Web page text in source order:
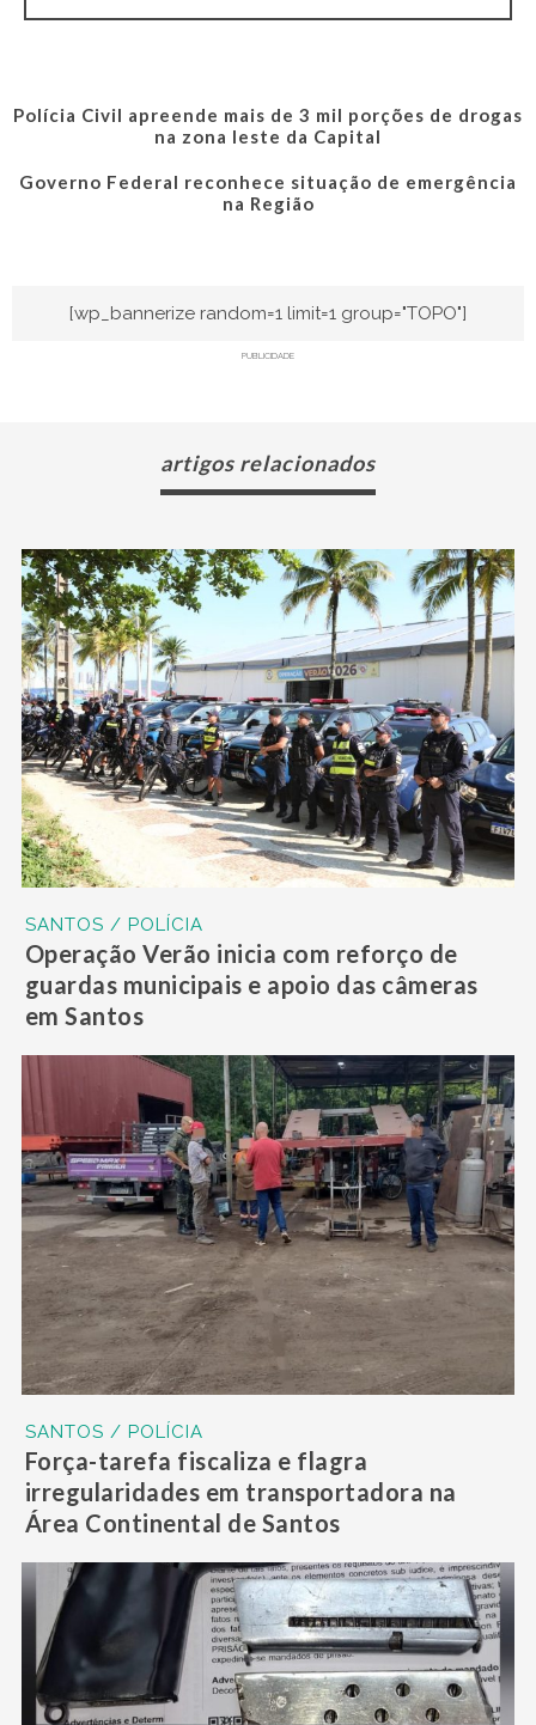
Polícia Civil apreende mais de 3 mil porções de drogas
na zona leste da Capital
Governo Federal reconhece situação de emergência
na Região
[wp_bannerize random=1 limit=1 group="TOPO"]
PUBLICIDADE
artigos relacionados
SANTOS / POLÍCIA
Operação Verão inicia com reforço de
guardas municipais e apoio das câmeras
em Santos
SANTOS / POLÍCIA
Força-tarefa fiscaliza e flagra
irregularidades em transportadora na
Área Continental de Santos